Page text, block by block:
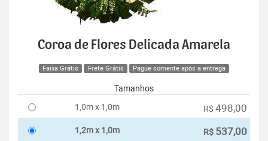
Coroa de Flores Delicada Amarela
Faixa Grátis Frete Grátis Pague somente após a entrega
Tamanhos
1,0m x 1,0m
R$ 498,00
1,2m x 1,0m R$ 537,00